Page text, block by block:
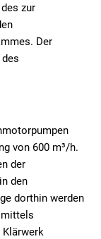
zur
Der
von 600 m³/h.
der
den
dorthin werden